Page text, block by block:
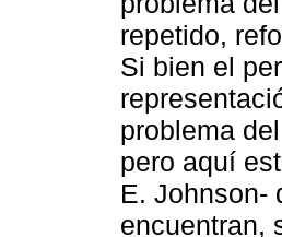
repetido,
Si bien el
problema
pero aquí
E. Johnson-
encuentran,